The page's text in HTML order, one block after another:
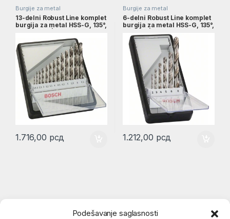
Podešavanje saglasnosti
Burgije za metal
13-delni Robust Line komplet
burgija za metal HSS-G, 135°,
1.716,00 рсд
Burgije za metal
6-delni Robust Line komplet
burgija za metal HSS-G, 135°,
2–8 mm | 2607010529
1.212,00 рсд